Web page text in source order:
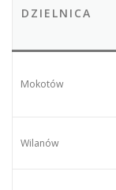
DZIELNICA
Mokotów
Wilanów